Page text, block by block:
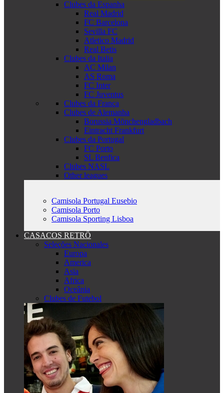
Clubes da Espanha
Real Madrid
FC Barcelona
Sevilla FC
Atletico Madrid
Real Betis
Clubes da Italia
AC Milan
AS Roma
FC Inter
FC Juventus
Clubes da França
Clubes de Alemanha
Borussia Mönchengladbach
Eintracht Frankfurt
Clubes da Portugal
FC Porto
SL Benfica
Clubes NASL
Other leagues
Camisola Portugal Eusebio
Camisola Porto
Camisola Sporting Lisboa
CASACOS RETRÔ
Seleções Nacionales
Europa
America
Asia
Africa
Oceânia
Clubes de Futebol